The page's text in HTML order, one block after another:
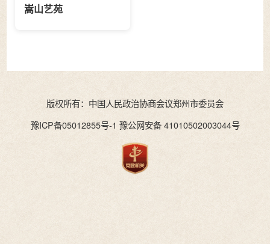
嵩山艺苑
版权所有：中国人民政治协商会议郑州市委员会
豫ICP备05012855号-1 豫公网安备 41010502003044号